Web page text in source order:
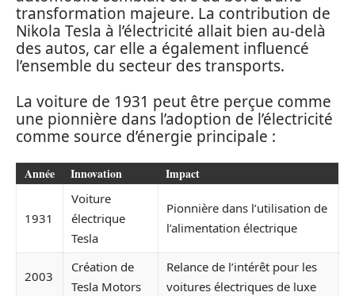
transformation majeure. La contribution de
Nikola Tesla à l’électricité allait bien au-delà
des autos, car elle a également influencé
l’ensemble du secteur des transports.
La voiture de 1931 peut être perçue comme
une pionnière dans l’adoption de l’électricité
comme source d’énergie principale :
Année Innovation Impact
1931
Voiture
électrique
Tesla
Pionnière dans l’utilisation de
l’alimentation électrique
2003
Création de
Tesla Motors
Relance de l’intérêt pour les
voitures électriques de luxe